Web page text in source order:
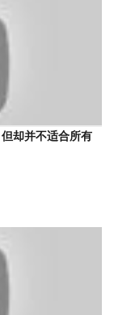
却并不适合所有